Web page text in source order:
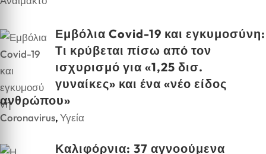
Εμβόλια Covid-19 και εγκυμοσύνη:
Τι κρύβεται πίσω από τον
ισχυρισμό για «1,25 δισ.
γυναίκες» και ένα «νέο είδος
ανθρώπου»
Coronavirus,Υγεία
Καλιφόρνια: 37 αγνοούμενα